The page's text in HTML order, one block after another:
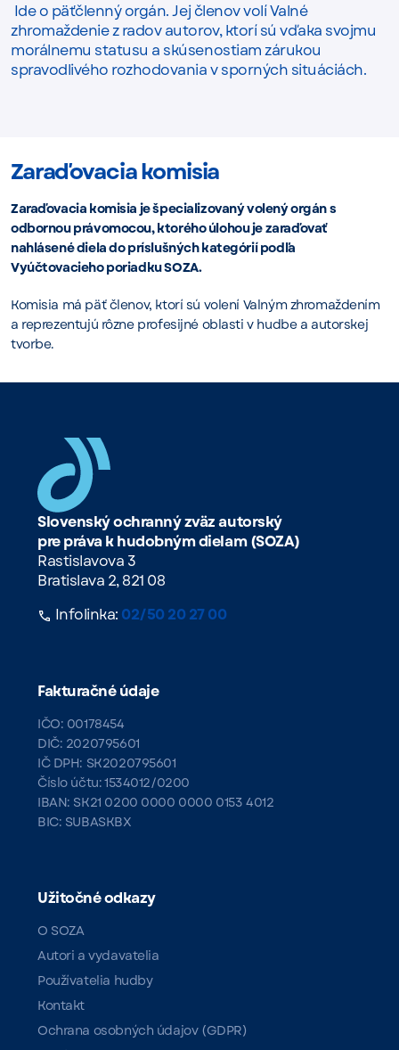
Ide o päťčlenný orgán. Jej členov volí Valné
zhromaždenie z radov autorov, ktorí sú vďaka svojmu
morálnemu statusu a skúsenostiam zárukou
spravodlivého rozhodovania v sporných situáciách.
Zaraďovacia komisia
Zaraďovacia komisia je špecializovaný volený orgán s
odbornou právomocou, ktorého úlohou je zaraďovať
nahlásené diela do príslušných kategórií podľa
Vyúčtovacieho poriadku SOZA.
Komisia má päť členov, ktorí sú volení Valným zhromaždením
a reprezentujú rôzne profesijné oblasti v hudbe a autorskej
tvorbe.
Slovenský ochranný zväz autorský
pre práva k hudobným dielam (SOZA)
Rastislavova 3
Bratislava 2, 821 08
Infolinka: 02/50 20 27 00
Fakturačné údaje
IČO: 00178454
DIČ: 2020795601
IČ DPH: SK2020795601
Číslo účtu: 1534012/0200
IBAN: SK21 0200 0000 0000 0153 4012
BIC: SUBASKBX
Užitočné odkazy
O SOZA
Autori a vydavatelia
Používatelia hudby
Kontakt
Ochrana osobných údajov (GDPR)